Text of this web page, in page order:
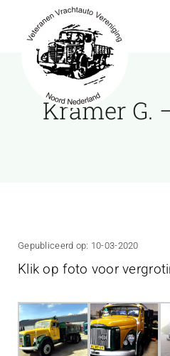
inhoud
Actueel
Interviews
Projecten
Kramer G.
Gepubliceerd op: 10-03-2020
Klik op foto voor